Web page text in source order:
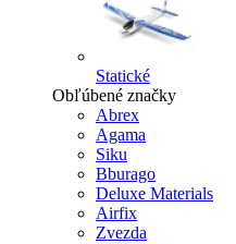
Statické
Obľúbené značky
Abrex
Agama
Siku
Bburago
Deluxe Materials
Airfix
Zvezda